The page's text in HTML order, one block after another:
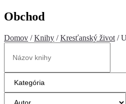
Obchod
Domov /Knihy /Kresťanský život /